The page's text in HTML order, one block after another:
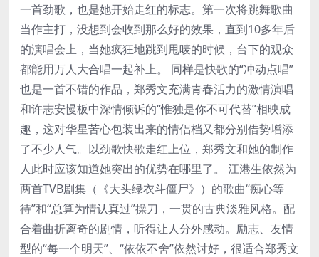
一首劲歌，也是她开始走红的标志。第一次将跳舞歌曲
当作主打，没想到会收到那么好的效果，直到10多年后
的演唱会上，当她疯狂地跳到甩唛的时候，台下的观众
都能用万人大合唱一起补上。 同样是快歌的“冲动点唱”
也是一首不错的作品，郑秀文充满青春活力的激情演唱
和许志安慢板中深情倾诉的“惟独是你不可代替”相映成
趣，这对华星苦心包装出来的情侣档又都分别借势增添
了不少人气。以劲歌快歌走红上位，郑秀文和她的制作
人此时应该知道她突出的优势在哪里了。 江港生依然为
两首TVB剧集（《大头绿衣斗僵尸》）的歌曲“痴心等
待”和“总算为情认真过”操刀，一贯的古典淡雅风格。配
合着曲折离奇的剧情，听得让人分外感动。励志、友情
型的“每一个明天”、“依依不舍”依然讨好，很适合郑秀文